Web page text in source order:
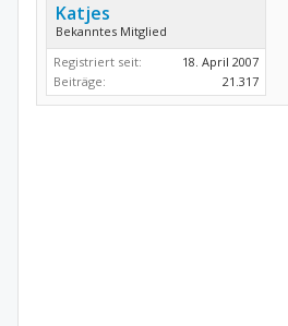
Katjes
Bekanntes Mitglied
Registriert seit:
18. April 2007
Beiträge:
21.317